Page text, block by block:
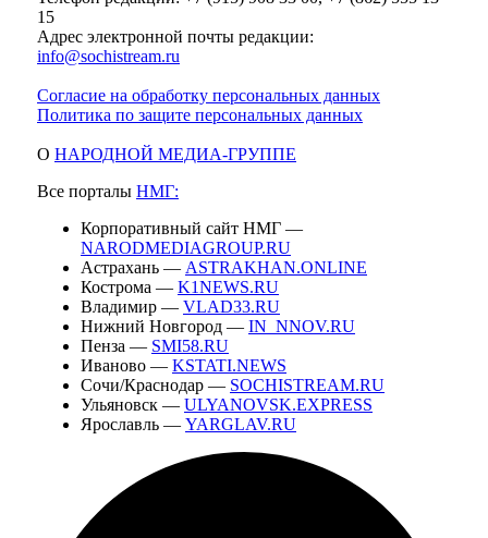
15
Адрес электронной почты редакции:
info@sochistream.ru
Согласие на обработку персональных данных
Политика по защите персональных данных
О НАРОДНОЙ МЕДИА-ГРУППЕ
Все порталы НМГ:
Корпоративный сайт НМГ —
NARODMEDIAGROUP.RU
Астрахань — ASTRAKHAN.ONLINE
Кострома — K1NEWS.RU
Владимир — VLAD33.RU
Нижний Новгород — IN_NNOV.RU
Пенза — SMI58.RU
Иваново — KSTATI.NEWS
Сочи/Краснодар — SOCHISTREAM.RU
Ульяновск — ULYANOVSK.EXPRESS
Ярославль — YARGLAV.RU